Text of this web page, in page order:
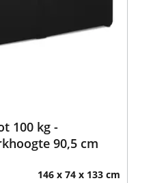
100 kg -
90,5 cm
146 x 74 x 133 cm